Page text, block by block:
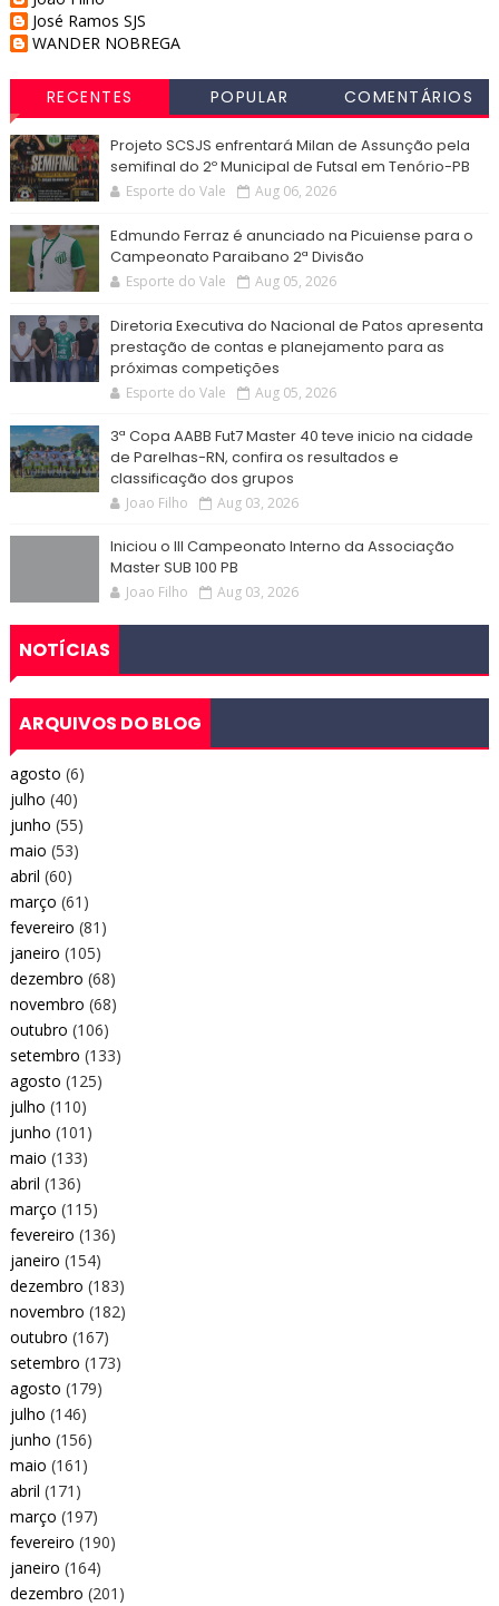
José Ramos SJS
WANDER NOBREGA
RECENTES POPULAR COMENTÁRIOS
Projeto SCSJS enfrentará Milan de Assunção pela
semifinal do 2º Municipal de Futsal em Tenório-PB
Esporte do Vale Aug 06, 2026
Edmundo Ferraz é anunciado na Picuiense para o
Campeonato Paraibano 2ª Divisão
Esporte do Vale Aug 05, 2026
Diretoria Executiva do Nacional de Patos apresenta
prestação de contas e planejamento para as
próximas competições
Esporte do Vale Aug 05, 2026
3ª Copa AABB Fut7 Master 40 teve inicio na cidade
de Parelhas-RN, confira os resultados e
classificação dos grupos
Joao Filho Aug 03, 2026
Iniciou o III Campeonato Interno da Associação
Master SUB 100 PB
Joao Filho Aug 03, 2026
NOTÍCIAS
ARQUIVOS DO BLOG
agosto (6)
julho (40)
junho (55)
maio (53)
abril (60)
março (61)
fevereiro (81)
janeiro (105)
dezembro (68)
novembro (68)
outubro (106)
setembro (133)
agosto (125)
julho (110)
junho (101)
maio (133)
abril (136)
março (115)
fevereiro (136)
janeiro (154)
dezembro (183)
novembro (182)
outubro (167)
setembro (173)
agosto (179)
julho (146)
junho (156)
maio (161)
abril (171)
março (197)
fevereiro (190)
janeiro (164)
dezembro (201)